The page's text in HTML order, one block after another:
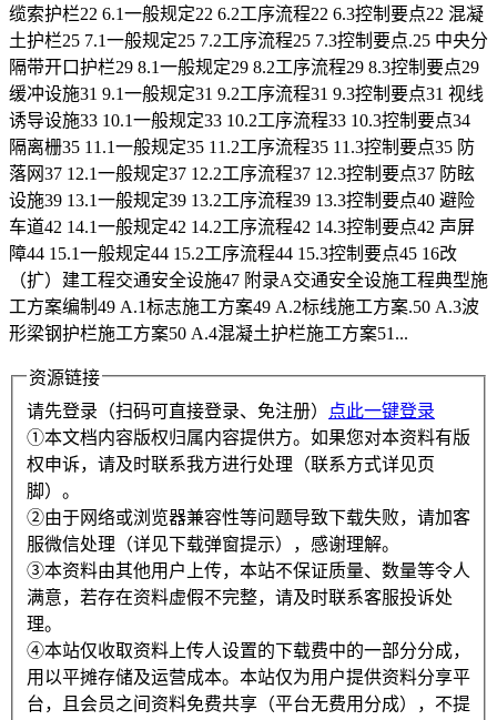
缆索护栏22 6.1一般规定22 6.2工序流程22 6.3控制要点22 混凝
土护栏25 7.1一般规定25 7.2工序流程25 7.3控制要点.25 中央分
隔带开口护栏29 8.1一般规定29 8.2工序流程29 8.3控制要点29
缓冲设施31 9.1一般规定31 9.2工序流程31 9.3控制要点31 视线
诱导设施33 10.1一般规定33 10.2工序流程33 10.3控制要点34
隔离栅35 11.1一般规定35 11.2工序流程35 11.3控制要点35 防
落网37 12.1一般规定37 12.2工序流程37 12.3控制要点37 防眩
设施39 13.1一般规定39 13.2工序流程39 13.3控制要点40 避险
车道42 14.1一般规定42 14.2工序流程42 14.3控制要点42 声屏
障44 15.1一般规定44 15.2工序流程44 15.3控制要点45 16改
（扩）建工程交通安全设施47 附录A交通安全设施工程典型施
工方案编制49 A.1标志施工方案49 A.2标线施工方案.50 A.3波
形梁钢护栏施工方案50 A.4混凝土护栏施工方案51...
资源链接
请先登录（扫码可直接登录、免注册）
点此一键登录
①本文档内容版权归属内容提供方。如果您对本资料有版
权申诉，请及时联系我方进行处理（联系方式详见页
脚）。
②由于网络或浏览器兼容性等问题导致下载失败，请加客
服微信处理（详见下载弹窗提示），感谢理解。
③本资料由其他用户上传，本站不保证质量、数量等令人
满意，若存在资料虚假不完整，请及时联系客服投诉处
理。
④本站仅收取资料上传人设置的下载费中的一部分分成，
用以平摊存储及运营成本。本站仅为用户提供资料分享平
台，且会员之间资料免费共享（平台无费用分成），不提